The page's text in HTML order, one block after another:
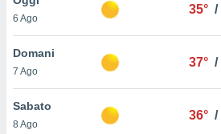
è
al sito
di
ci
di
6 Ago
35° /
Domani
7 Ago
37° /
Sabato
8 Ago
36° /